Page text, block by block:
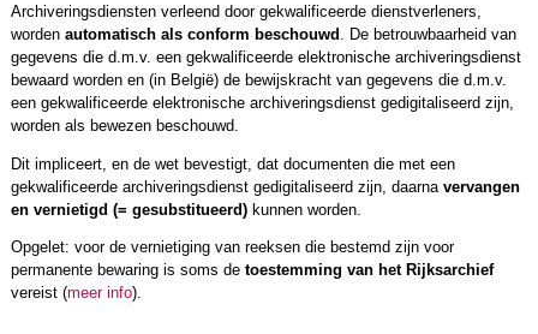
Archiveringsdiensten verleend door gekwalificeerde dienstverleners,
worden automatisch als conform beschouwd
. De betrouwbaarheid van
gegevens die d.m.v. een gekwalificeerde elektronische archiveringsdienst
bewaard worden en (in België) de bewijskracht van gegevens die d.m.v.
een gekwalificeerde elektronische archiveringsdienst gedigitaliseerd zijn,
worden als bewezen beschouwd.
Dit impliceert, en de wet bevestigt, dat documenten die met een
gekwalificeerde archiveringsdienst gedigitaliseerd zijn, daarna vervangen
en vernietigd (= gesubstitueerd)kunnen worden.
Opgelet: voor de vernietiging van reeksen die bestemd zijn voor
permanente bewaring is soms de toestemming van het Rijksarchief
vereist (meer info).